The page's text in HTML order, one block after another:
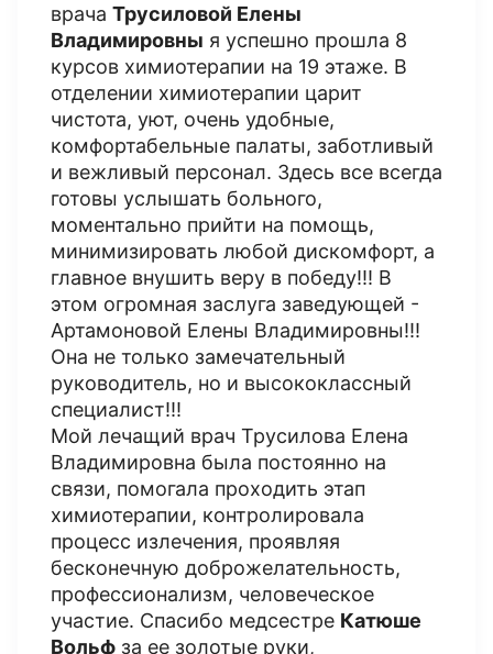
врача Трусиловой Елены
Владимировны я успешно прошла 8
курсов химиотерапии на 19 этаже. В
отделении химиотерапии царит
чистота, уют, очень удобные,
комфортабельные палаты, заботливый
и вежливый персонал. Здесь все всегда
готовы услышать больного,
моментально прийти на помощь,
минимизировать любой дискомфорт, а
главное внушить веру в победу!!! В
этом огромная заслуга заведующей -
Артамоновой Елены Владимировны!!!
Она не только замечательный
руководитель, но и высококлассный
специалист!!!
Мой лечащий врач Трусилова Елена
Владимировна была постоянно на
связи, помогала проходить этап
химиотерапии, контролировала
процесс излечения, проявляя
бесконечную доброжелательность,
профессионализм, человеческое
участие. Спасибо медсестре Катюше
Вольф за ее золотые руки,